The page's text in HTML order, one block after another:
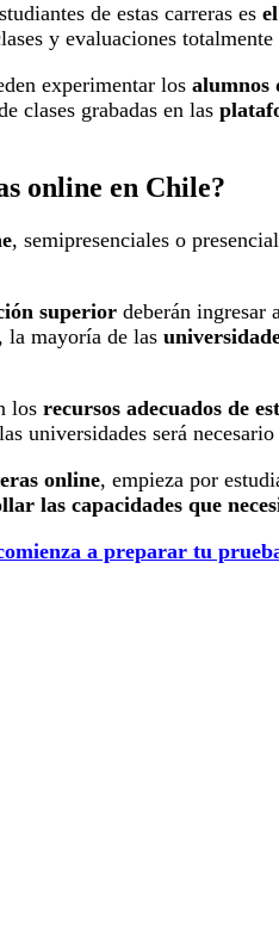
de estas carreras es
y evaluaciones
experimentar los alumnos
clases grabadas en las
online en Chile?
, semipresenciales o
superior deberán ingresar
la mayoría de las
los recursos adecuados de
universidades será
online, empieza por
las capacidades que
a preparar tu